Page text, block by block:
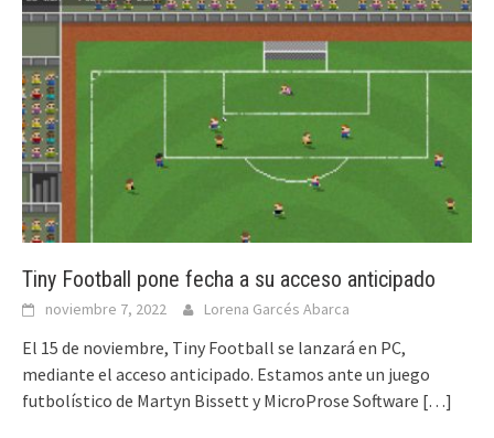
Tiny Football pone fecha a su acceso anticipado
noviembre 7, 2022 Lorena Garcés Abarca
El 15 de noviembre, Tiny Football se lanzará en PC,
mediante el acceso anticipado. Estamos ante un juego
futbolístico de Martyn Bissett y MicroProse Software […]